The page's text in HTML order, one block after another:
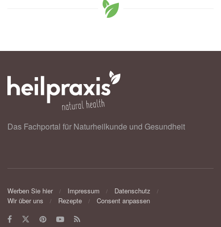
Das Fachportal für Naturheilkunde und Gesundheit
Werben Sie hier Impressum
Datenschutz
Wir über uns
Rezepte Consent anpassen